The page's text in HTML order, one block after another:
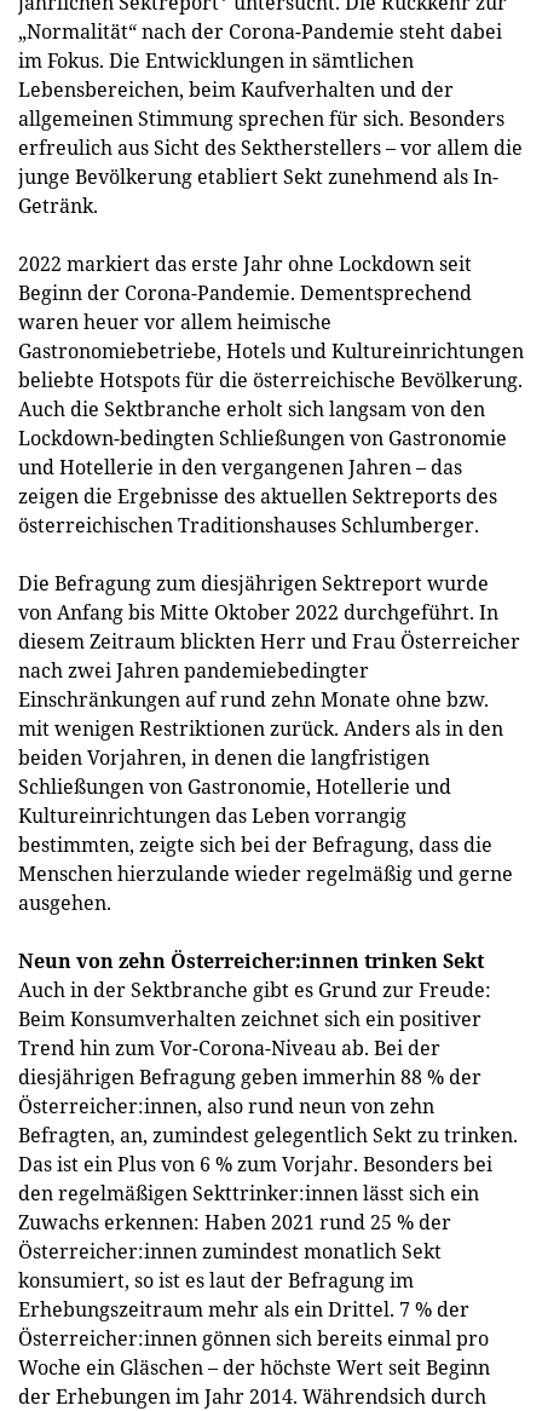
„Normalität“ nach der Corona-Pandemie steht dabei
im Fokus. Die Entwicklungen in sämtlichen
Lebensbereichen, beim Kaufverhalten und der
allgemeinen Stimmung sprechen für sich. Besonders
erfreulich aus Sicht des Sektherstellers – vor allem die
junge Bevölkerung etabliert Sekt zunehmend als In-
Getränk.
2022 markiert das erste Jahr ohne Lockdown seit
Beginn der Corona-Pandemie. Dementsprechend
waren heuer vor allem heimische
Gastronomiebetriebe, Hotels und Kultureinrichtungen
beliebte Hotspots für die österreichische Bevölkerung.
Auch die Sektbranche erholt sich langsam von den
Lockdown-bedingten Schließungen von Gastronomie
und Hotellerie in den vergangenen Jahren – das
zeigen die Ergebnisse des aktuellen Sektreports des
österreichischen Traditionshauses Schlumberger.
Die Befragung zum diesjährigen Sektreport wurde
von Anfang bis Mitte Oktober 2022 durchgeführt. In
diesem Zeitraum blickten Herr und Frau Österreicher
nach zwei Jahren pandemiebedingter
Einschränkungen auf rund zehn Monate ohne bzw.
mit wenigen Restriktionen zurück. Anders als in den
beiden Vorjahren, in denen die langfristigen
Schließungen von Gastronomie, Hotellerie und
Kultureinrichtungen das Leben vorrangig
bestimmten, zeigte sich bei der Befragung, dass die
Menschen hierzulande wieder regelmäßig und gerne
ausgehen.
Neun von zehn Österreicher:innen trinken Sekt
Auch in der Sektbranche gibt es Grund zur Freude:
Beim Konsumverhalten zeichnet sich ein positiver
Trend hin zum Vor-Corona-Niveau ab. Bei der
diesjährigen Befragung geben immerhin 88 % der
Österreicher:innen, also rund neun von zehn
Befragten, an, zumindest gelegentlich Sekt zu trinken.
Das ist ein Plus von 6 % zum Vorjahr. Besonders bei
den regelmäßigen Sekttrinker:innen lässt sich ein
Zuwachs erkennen: Haben 2021 rund 25 % der
Österreicher:innen zumindest monatlich Sekt
konsumiert, so ist es laut der Befragung im
Erhebungszeitraum mehr als ein Drittel. 7 % der
Österreicher:innen gönnen sich bereits einmal pro
Woche ein Gläschen – der höchste Wert seit Beginn
der Erhebungen im Jahr 2014. Währendsich durch